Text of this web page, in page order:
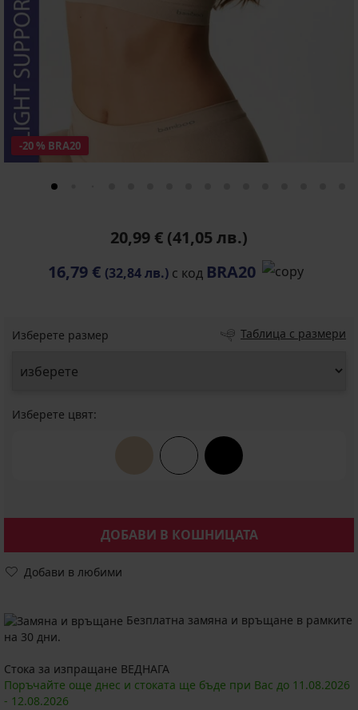
-20 % BRA20
20,99 € (41,05 лв.)
16,79 € (32,84 лв.) с код BRA20
Изберете размер Таблица с размери
Изберете цвят:
ДОБАВИ В КОШНИЦАТА
Добави в любими
Безплатна замяна и връщане в рамките
на 30 дни.
Стока за изпращане ВЕДНАГА
Поръчайте още днес и стоката ще бъде при Вас до 11.08.2026
- 12.08.2026